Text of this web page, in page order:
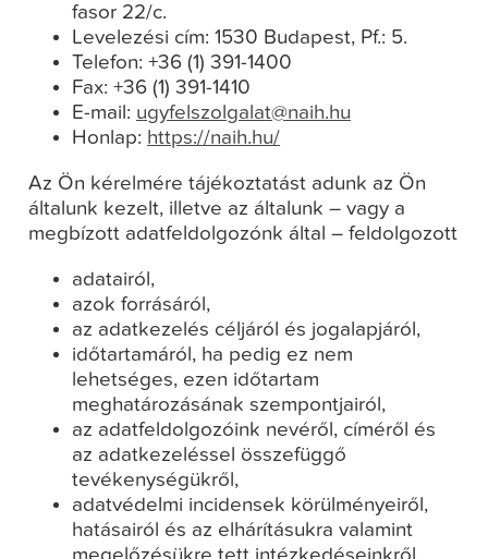
fasor 22/c.
Levelezési cím: 1530 Budapest, Pf.: 5.
Telefon: +36 (1) 391-1400
Fax: +36 (1) 391-1410
E-mail: ugyfelszolgalat@naih.hu
Honlap: https://naih.hu/
Az Ön kérelmére tájékoztatást adunk az Ön
általunk kezelt, illetve az általunk – vagy a
megbízott adatfeldolgozónk által – feldolgozott
adatairól,
azok forrásáról,
az adatkezelés céljáról és jogalapjáról,
időtartamáról, ha pedig ez nem
lehetséges, ezen időtartam
meghatározásának szempontjairól,
az adatfeldolgozóink nevéről, címéről és
az adatkezeléssel összefüggő
tevékenységükről,
adatvédelmi incidensek körülményeiről,
hatásairól és az elhárításukra valamint
megelőzésükre tett intézkedéseinkről,